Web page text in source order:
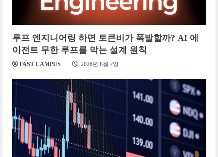
루프 엔지니어링 하면 토큰비가 폭발할까? AI 에
이전트 무한 루프를 막는 설계 원칙
FAST CAMPUS 2026년 8월 7일